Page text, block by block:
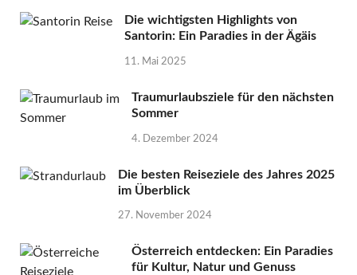
Die wichtigsten Highlights von
Santorin: Ein Paradies in der Ägäis
11. Mai 2025
Traumurlaubsziele für den nächsten
Sommer
4. Dezember 2024
Die besten Reiseziele des Jahres 2025
im Überblick
27. November 2024
Österreich entdecken: Ein Paradies
für Kultur, Natur und Genuss